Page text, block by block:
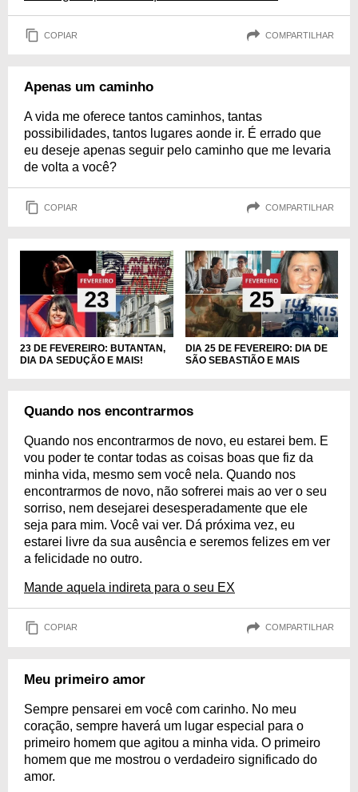
COPIAR COMPARTILHAR
Apenas um caminho
A vida me oferece tantos caminhos, tantas
possibilidades, tantos lugares aonde ir. É errado que
eu deseje apenas seguir pelo caminho que me levaria
de volta a você?
COPIAR COMPARTILHAR
23 DE FEVEREIRO: BUTANTAN,
DIA DA SEDUÇÃO E MAIS!
DIA 25 DE FEVEREIRO: DIA DE
SÃO SEBASTIÃO E MAIS
Quando nos encontrarmos
Quando nos encontrarmos de novo, eu estarei bem. E
vou poder te contar todas as coisas boas que fiz da
minha vida, mesmo sem você nela. Quando nos
encontrarmos de novo, não sofrerei mais ao ver o seu
sorriso, nem desejarei desesperadamente que ele
seja para mim. Você vai ver. Dá próxima vez, eu
estarei livre da sua ausência e seremos felizes em ver
a felicidade no outro.
Mande aquela indireta para o seu EX
COPIAR COMPARTILHAR
Meu primeiro amor
Sempre pensarei em você com carinho. No meu
coração, sempre haverá um lugar especial para o
primeiro homem que agitou a minha vida. O primeiro
homem que me mostrou o verdadeiro significado do
amor.